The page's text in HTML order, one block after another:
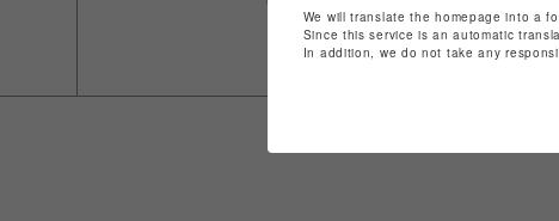
We will translate the homepage into a
Since this service is an automatic
In addition, we do not take any